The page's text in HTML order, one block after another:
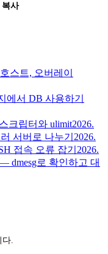
사
스트, 오버레이
에서 DB 사용하기
크립터와 ulimit2026.
서버로 나누기 2026.
접속 오류 잡기 2026.
dmesg로 확인하고 대
.